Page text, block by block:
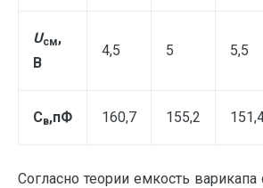
Uсм,
В
4,5 5 5,5
Св,пФ 160,7 155,2
Согласно теории емкость